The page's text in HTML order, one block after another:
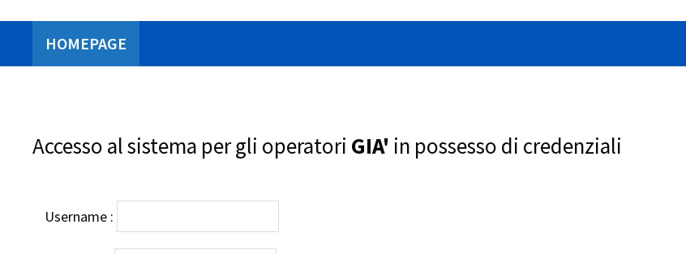
HOMEPAGE
Accesso al sistema per gli operatori GIA' in possesso di credenziali
Username :